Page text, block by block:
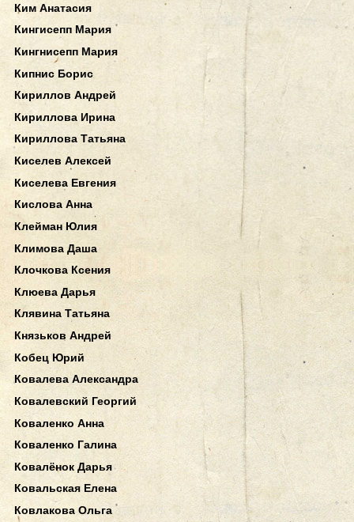
Ким Анатасия
Кингисепп Мария
Кингнисепп Мария
Кипнис Борис
Кириллов Андрей
Кириллова Ирина
Кириллова Татьяна
Киселев Алексей
Киселева Евгения
Кислова Анна
Клейман Юлия
Климова Даша
Клочкова Ксения
Клюева Дарья
Клявина Татьяна
Князьков Андрей
Кобец Юрий
Ковалева Александра
Ковалевский Георгий
Коваленко Анна
Коваленко Галина
Ковалёнок Дарья
Ковальская Елена
Ковлакова Ольга